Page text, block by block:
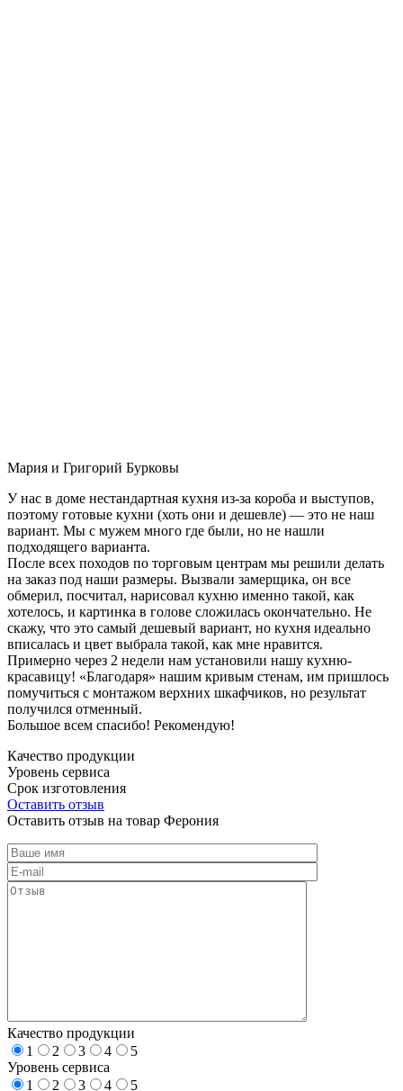
Мария и Григорий Бурковы
У нас в доме нестандартная кухня из-за короба и выступов,
поэтому готовые кухни (хоть они и дешевле) — это не наш
вариант. Мы с мужем много где были, но не нашли
подходящего варианта.
После всех походов по торговым центрам мы решили делать
на заказ под наши размеры. Вызвали замерщика, он все
обмерил, посчитал, нарисовал кухню именно такой, как
хотелось, и картинка в голове сложилась окончательно. Не
скажу, что это самый дешевый вариант, но кухня идеально
вписалась и цвет выбрала такой, как мне нравится.
Примерно через 2 недели нам установили нашу кухню-
красавицу! «Благодаря» нашим кривым стенам, им пришлось
помучиться с монтажом верхних шкафчиков, но результат
получился отменный.
Большое всем спасибо! Рекомендую!
Качество продукции
Уровень сервиса
Срок изготовления
Оставить отзыв
Оставить отзыв на товар Ферония
Качество продукции
1
2 3 4
5
Уровень сервиса
1
2 3 4
5